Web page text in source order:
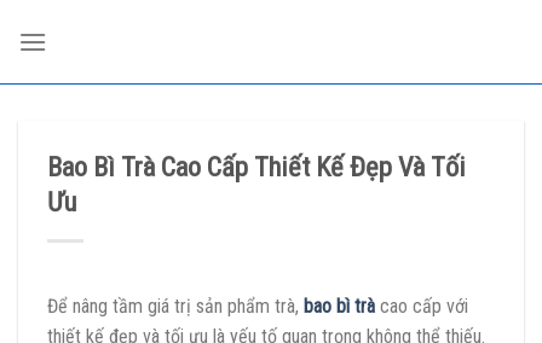
Bao Bì Trà Cao Cấp Thiết Kế Đẹp Và Tối
Ưu
Để nâng tầm giá trị sản phẩm trà, bao bì trà cao cấp với
thiết kế đẹp và tối ưu là yếu tố quan trọng không thể thiếu.